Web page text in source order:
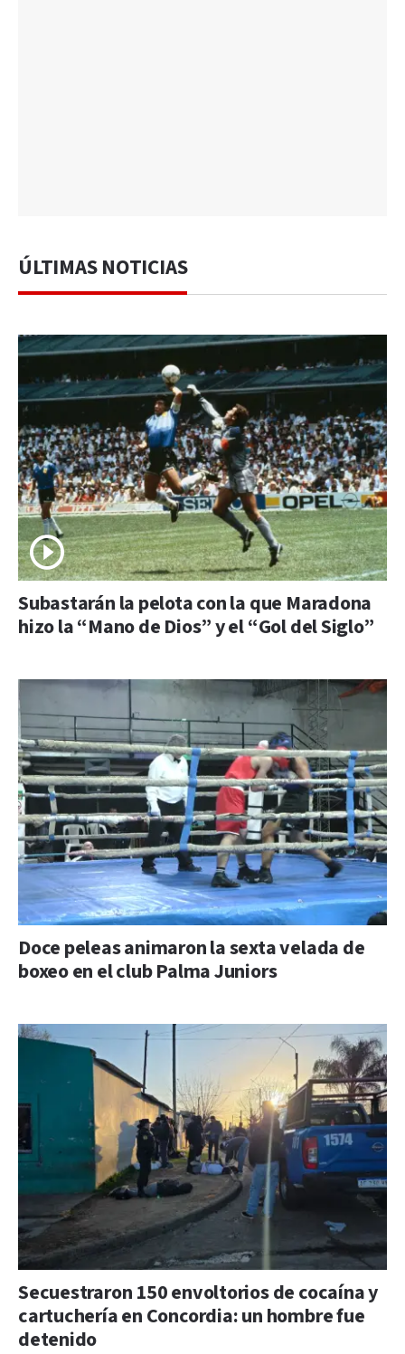
ÚLTIMAS NOTICIAS
Subastarán la pelota con la que Maradona
hizo la “Mano de Dios” y el “Gol del Siglo”
Doce peleas animaron la sexta velada de
boxeo en el club Palma Juniors
Secuestraron 150 envoltorios de cocaína y
cartuchería en Concordia: un hombre fue
detenido